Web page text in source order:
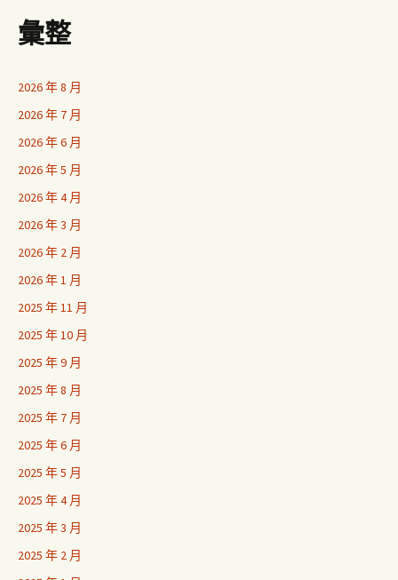
彙整
2026 年 8 月
2026 年 7 月
2026 年 6 月
2026 年 5 月
2026 年 4 月
2026 年 3 月
2026 年 2 月
2026 年 1 月
2025 年 11 月
2025 年 10 月
2025 年 9 月
2025 年 8 月
2025 年 7 月
2025 年 6 月
2025 年 5 月
2025 年 4 月
2025 年 3 月
2025 年 2 月